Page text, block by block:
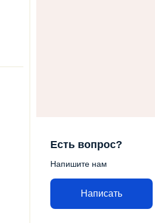
Есть вопрос?
Напишите нам
Написать